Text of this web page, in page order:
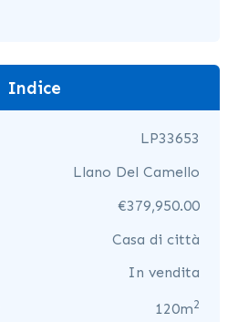
Indice
LP33653
Llano Del Camello
€379,950.00
Casa di città
In vendita
120m2